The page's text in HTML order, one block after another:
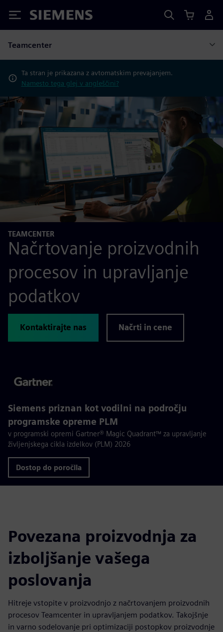
Siemens
Teamcenter
Ta stran je prikazana z avtomatskim prevajanjem.
Namesto tega glej v angleščini?
TEAMCENTER
Načrtovanje proizvodnih
procesov in upravljanje
podatkov
Kontaktirajte nas Načrti in cene
Siemens priznan kot vodilni na področju
programske opreme PLM
v programski opremi Gartner® Magic Quadrant™ za upravljanje
življenjskega cikla izdelkov (PLM) 2026
Dostop do poročila
Povezana proizvodnja za
izboljšanje vašega
poslovanja
Hitreje vstopite v proizvodnjo z načrtovanjem proizvodnih
procesov Teamcenter in upravljanjem podatkov. Takojšnje
in varno sodelovanje pri optimizaciji postopkov proizvodnje